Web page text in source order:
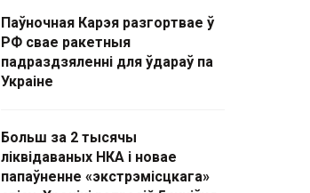
Паўночная Карэя разгортвае ў
РФ свае ракетныя
падраздзяленні для ўдараў па
Украіне
Больш за 2 тысячы
ліквідаваных НКА і новае
папаўненне «экстрэмісцкага»